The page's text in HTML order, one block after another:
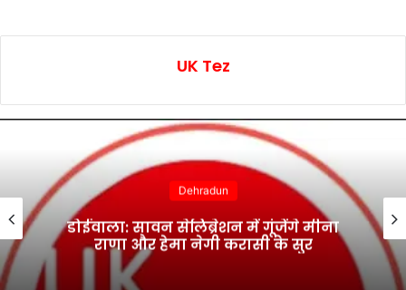
UK Tez
Dehradun
मालदेवता में राहत कार्यों ने पकड़ी रफ्तार,
आवागमन हुआ सुरक्षित